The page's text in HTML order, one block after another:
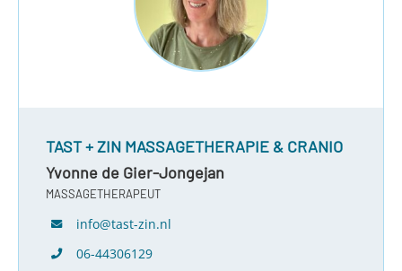
TAST + ZIN MASSAGETHERAPIE & CRANIO
Yvonne de Gier-Jongejan
MASSAGETHERAPEUT
info@tast-zin.nl
06-44306129